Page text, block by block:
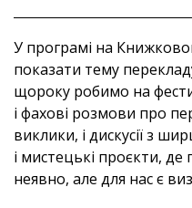
У програмі на
показати тему
щороку робимо на
і фахові розмови про
виклики, і дискусії з
і мистецькі проєкти,
неявно, але для нас є